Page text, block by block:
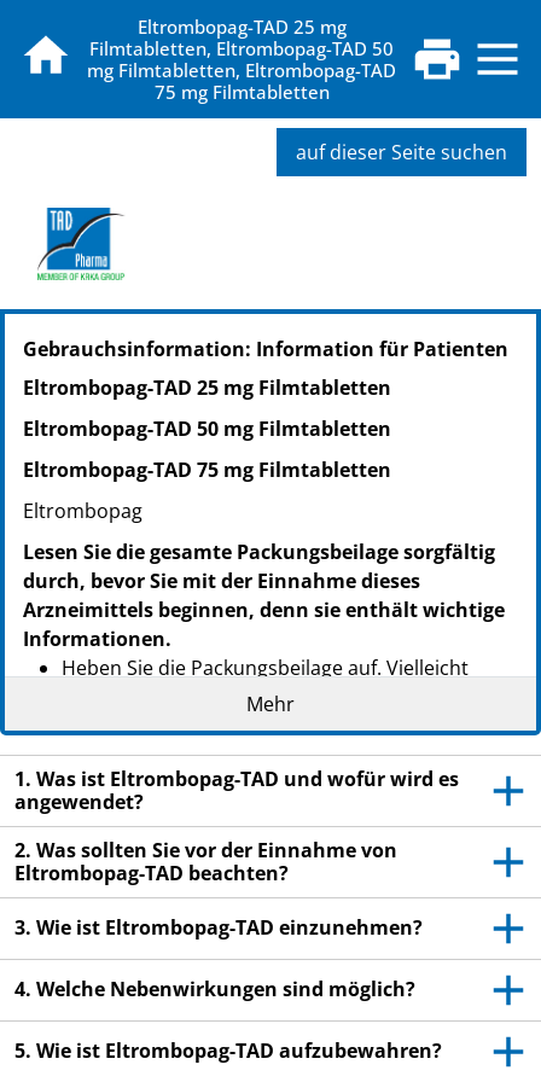
Eltrombopag-TAD 25 mg
Filmtabletten, Eltrombopag-TAD 50
mg Filmtabletten, Eltrombopag-TAD
75 mg Filmtabletten
auf dieser Seite suchen
PZN: 19878863
PPN: 111987886308
PZN: 19878886
PPN: 111987888661
PZN: 19878892
PPN: 111987889227
Gebrauchsinformation: Information für Patienten
Eltrombopag-TAD 25 mg Filmtabletten
Eltrombopag-TAD 50 mg Filmtabletten
Eltrombopag-TAD 75 mg Filmtabletten
Eltrombopag
Lesen Sie die gesamte Packungsbeilage sorgfältig
durch, bevor Sie mit der Einnahme dieses
Arzneimittels beginnen, denn sie enthält wichtige
Informationen.
Heben Sie die Packungsbeilage auf. Vielleicht
möchten Sie diese später nochmals lesen.
Wenn Sie weitere Fragen haben, wenden Sie sich
an Ihren Arzt oder Apotheker.
Dieses Arzneimittel wurde Ihnen persönlich
verschrieben. Geben Sie es nicht an Dritte weiter.
Es kann anderen Menschen schaden, auch wenn
diese die gleichen Beschwerden haben wie Sie.
Wenn Sie Nebenwirkungen bemerken, wenden Sie
sich an Ihren Arzt oder Apotheker. Dies gilt auch
für Nebenwirkungen, die nicht in dieser
Packungsbeilage angegeben sind. Siehe Abschnitt
4.
Mehr
1. Was ist Eltrombopag-TAD und wofür wird es
angewendet?
2. Was sollten Sie vor der Einnahme von
Eltrombopag-TAD beachten?
3. Wie ist Eltrombopag-TAD einzunehmen?
4. Welche Nebenwirkungen sind möglich?
5. Wie ist Eltrombopag-TAD aufzubewahren?